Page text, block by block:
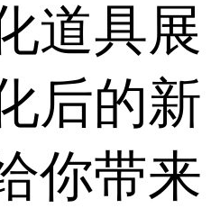
道具展
后的新
你带来